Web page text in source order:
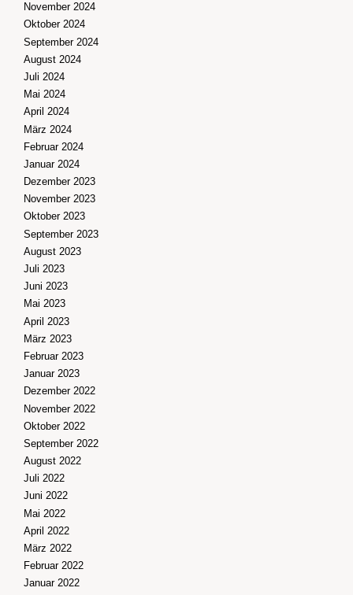
November 2024
Oktober 2024
September 2024
August 2024
Juli 2024
Mai 2024
April 2024
März 2024
Februar 2024
Januar 2024
Dezember 2023
November 2023
Oktober 2023
September 2023
August 2023
Juli 2023
Juni 2023
Mai 2023
April 2023
März 2023
Februar 2023
Januar 2023
Dezember 2022
November 2022
Oktober 2022
September 2022
August 2022
Juli 2022
Juni 2022
Mai 2022
April 2022
März 2022
Februar 2022
Januar 2022